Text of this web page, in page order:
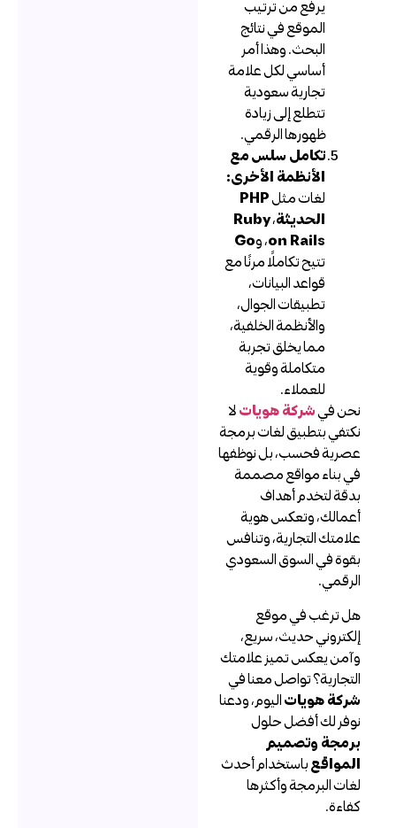
يرفع من ترتيب
الموقع في نتائج
البحث. وهذا أمر
أساسي لكل علامة
تجارية سعودية
تتطلع إلى زيادة
ظهورها الرقمي.
تكامل سلس مع
الأنظمة الأخرى:
لغات مثلPHP
الحديثة،Ruby
on Rails، وGo
تتيح تكاملًا مرنًا مع
قواعد البيانات،
تطبيقات الجوال،
والأنظمة الخلفية،
مما يخلق تجربة
متكاملة وقوية
للعملاء.
نحن فيشركة هوياتلا
نكتفي بتطبيق لغات برمجة
عصرية فحسب، بل نوظفها
في بناء مواقع مصممة
بدقة لتخدم أهداف
أعمالك، وتعكس هوية
علامتك التجارية، وتنافس
بقوة في السوق السعودي
الرقمي.
هل ترغب في موقع
إلكتروني حديث، سريع،
وآمن يعكس تميز علامتك
التجارية؟ تواصل معنا في
شركة هوياتاليوم، ودعنا
نوفر لك أفضل حلول
برمجة وتصميم
المواقعباستخدام أحدث
لغات البرمجة وأكثرها